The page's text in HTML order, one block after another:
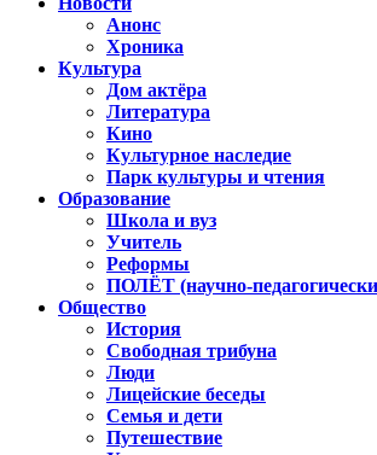
Анонс
Хроника
Культура
Дом актёра
Литература
Кино
Культурное наследие
Парк культуры и чтения
Образование
Школа и вуз
Учитель
Реформы
ПОЛЁТ (научно-
Общество
История
Свободная трибуна
Люди
Лицейские беседы
Семья и дети
Путешествие